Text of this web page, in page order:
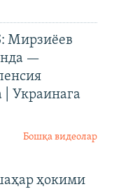
Мирзиёев
—
| Украинага
Бошқа видеолар
ҳокими